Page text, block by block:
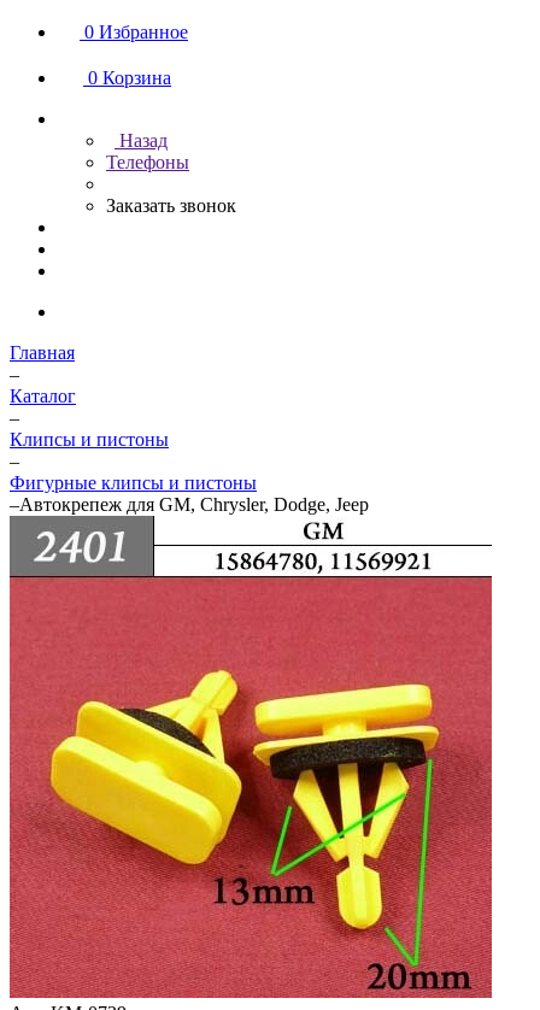
0 Избранное
0 Корзина
Назад
Телефоны
Заказать звонок
Главная
–
Каталог
–
Клипсы и пистоны
–
Фигурные клипсы и пистоны
–Автокрепеж для GM, Chrysler, Dodge, Jeep